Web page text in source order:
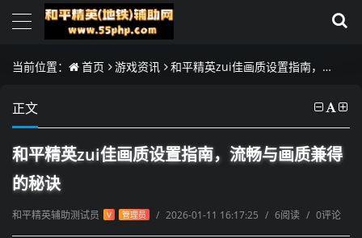
当前位置： 首页 游戏资讯 和平精英zui佳画质设置指南，流畅与画质兼得的秘诀
正文
和平精英zui佳画质设置指南，流畅与画质兼得
的秘诀
和平精英辅助测试员 V 管理员 / 2026-01-11 16:17:25 / 6阅读 / 0评论